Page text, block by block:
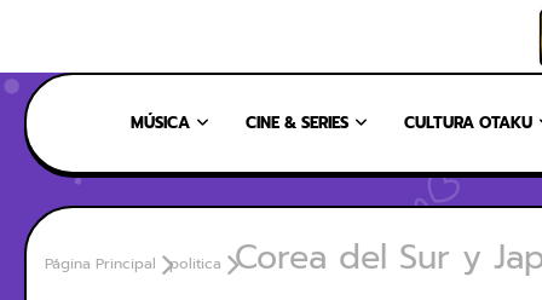
MÚSICA CINE & SERIES CULTURA OTAKU
Página Principal politica
Corea del Sur y